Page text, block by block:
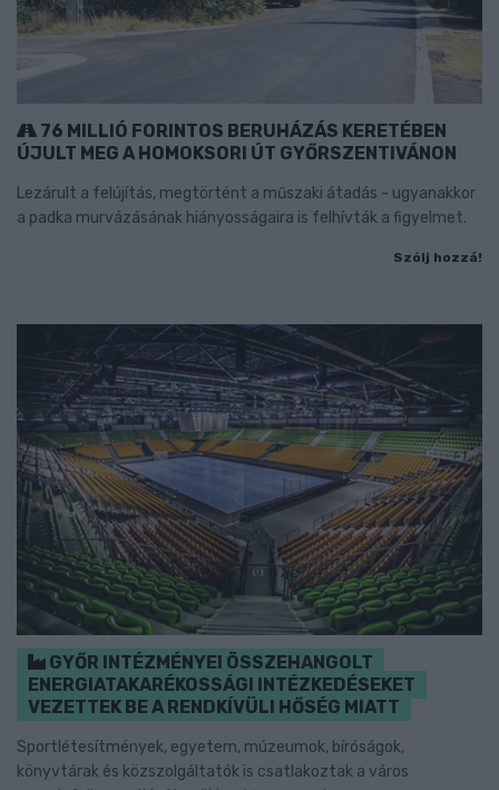
76 MILLIÓ FORINTOS BERUHÁZÁS KERETÉBEN
ÚJULT MEG A HOMOKSORI ÚT GYŐRSZENTIVÁNON
Lezárult a felújítás, megtörtént a műszaki átadás - ugyanakkor
a padka murvázásának hiányosságaira is felhívták a figyelmet.
Szólj hozzá!
GYŐR INTÉZMÉNYEI ÖSSZEHANGOLT
ENERGIATAKARÉKOSSÁGI INTÉZKEDÉSEKET
VEZETTEK BE A RENDKÍVÜLI HŐSÉG MIATT
Sportlétesítmények, egyetem, múzeumok, bíróságok,
könyvtárak és közszolgáltatók is csatlakoztak a város